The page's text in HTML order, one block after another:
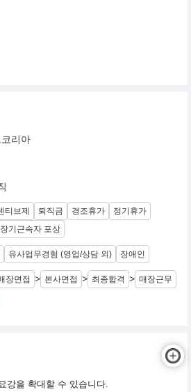
리아
티브제 퇴직금 경조휴가
정기휴가
장기근속자 포상
유사업무경험 (영업/상담 외) 장애인
장면접 > 본사면접 > 최종합격 > 매장근무
강을 확대할 수 있습니다.